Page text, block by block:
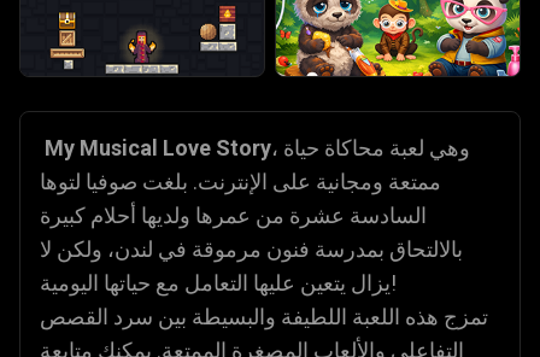
My Musical Love Story، وهي لعبة محاكاة حياة
ممتعة ومجانية على الإنترنت. بلغت صوفيا لتوها
السادسة عشرة من عمرها ولديها أحلام كبيرة
بالالتحاق بمدرسة فنون مرموقة في لندن، ولكن لا
يزال يتعين عليها التعامل مع حياتها اليومية!
تمزج هذه اللعبة اللطيفة والبسيطة بين سرد القصص
التفاعلي والألعاب المصغرة الممتعة. يمكنك متابعة